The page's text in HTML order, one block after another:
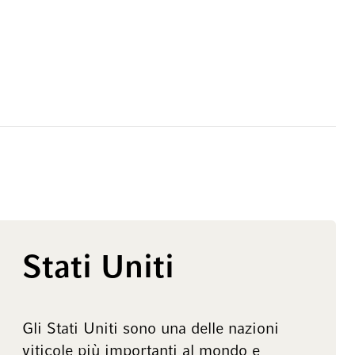
Stati Uniti
Gli Stati Uniti sono una delle nazioni
viticole più importanti al mondo e